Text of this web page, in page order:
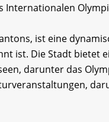
Internationalen
ist eine
ist. Die Stadt bietet
darunter das